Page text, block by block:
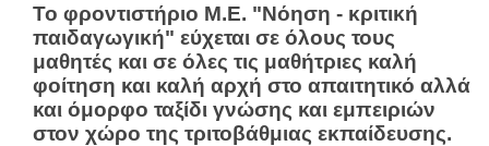
Το φροντιστήριο Μ.Ε. "Νόηση - κριτική
παιδαγωγική" εύχεται σε όλους τους
μαθητές και σε όλες τις μαθήτριες καλή
φοίτηση και καλή αρχή στο απαιτητικό αλλά
και όμορφο ταξίδι γνώσης και εμπειριών
στον χώρο της τριτοβάθμιας εκπαίδευσης.